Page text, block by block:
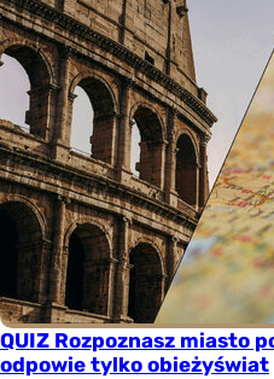
QUIZ Rozpoznasz miasto
odpowie tylko obieżyświat